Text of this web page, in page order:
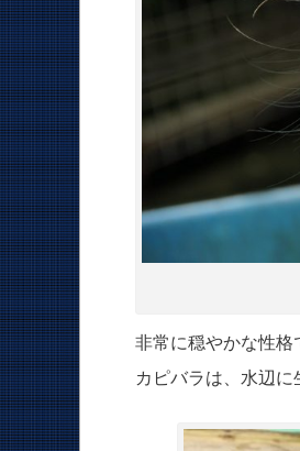
非常に穏やかな性格
カピバラは、水辺に